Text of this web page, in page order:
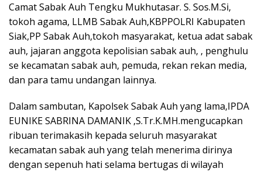
Camat Sabak Auh Tengku Mukhutasar. S. Sos.M.Si,
tokoh agama, LLMB Sabak Auh,KBPPOLRI Kabupaten
Siak,PP Sabak Auh,tokoh masyarakat, ketua adat sabak
auh, jajaran anggota kepolisian sabak auh, , penghulu
se kecamatan sabak auh, pemuda, rekan rekan media,
dan para tamu undangan lainnya.
Dalam sambutan, Kapolsek Sabak Auh yang lama,IPDA
EUNIKE SABRINA DAMANIK ,S.Tr.K.MH.mengucapkan
ribuan terimakasih kepada seluruh masyarakat
kecamatan sabak auh yang telah menerima dirinya
dengan sepenuh hati selama bertugas di wilayah